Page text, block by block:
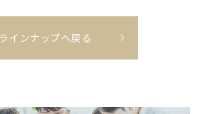
ラインナップへ戻る